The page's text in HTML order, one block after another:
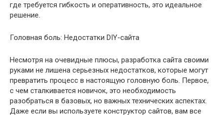
где требуется гибкость и оперативность, это идеальное
решение.
Головная боль: Недостатки DIY-сайта
Несмотря на очевидные плюсы, разработка сайта своими
руками не лишена серьезных недостатков, которые могут
превратить процесс в настоящую головную боль. Первое,
с чем сталкивается новичок, это необходимость
разобраться в базовых, но важных технических аспектах.
Даже если вы используете конструктор сайтов, вам все